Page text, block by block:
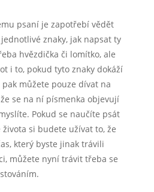
psaní je zapotřebí vědět
znaky, jak napsat ty
hvězdička či lomítko, ale
i to, pokud tyto znaky dokáží
můžete pouze dívat na
se na ní písmenka objevují
Pokud se naučíte psát
si budete užívat to, že
který byste jinak trávili
můžete nyní trávit třeba se